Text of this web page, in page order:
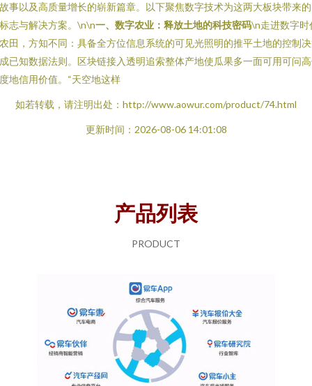
事以及高质量增长的崭新篇章。以下聚焦数字技术为这两大板块带来
志与解决方案。\n\n一、数字农业：释放土地的科技密码\n走进数字时
田，方知不同：具备全方位信息系统的可见光照明的推平土地的控制
已知数据法则。区块链接入透明追索整体产地使瓜果多一面可用可问
地信用价值。“天空地这样
如若转载，请注明出处：http://www.aowur.com/product/74.html
更新时间：2026-08-06 14:01:08
产品列表
PRODUCT